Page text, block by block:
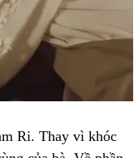
Ri. Thay vì khóc